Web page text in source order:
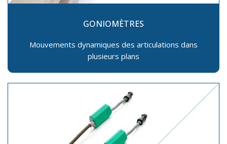
GONIOMÈTRES
Mouvements dynamiques des articulations dans
plusieurs plans